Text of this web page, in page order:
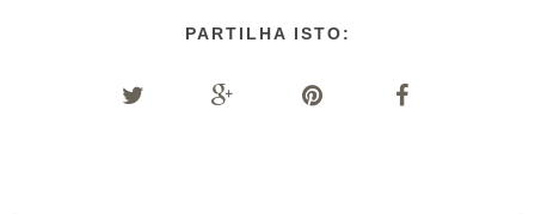
PARTILHA ISTO: